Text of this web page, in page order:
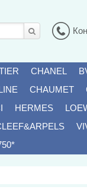
CHANEL
CHAUMET
HERMES